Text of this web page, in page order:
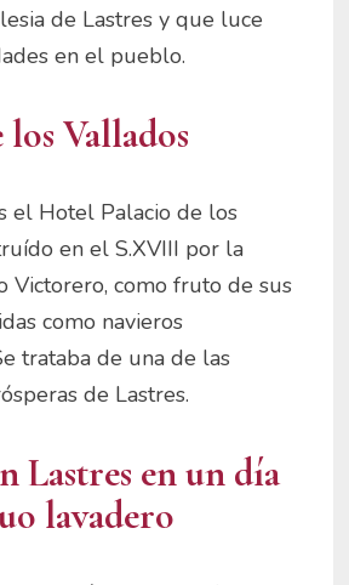
de Lastres y que luce
en el pueblo.
los Vallados
el Hotel Palacio de los
en el S.XVIII por la
Victorero, como fruto de sus
como navieros
trataba de una de las
de Lastres.
Lastres en un día
lavadero